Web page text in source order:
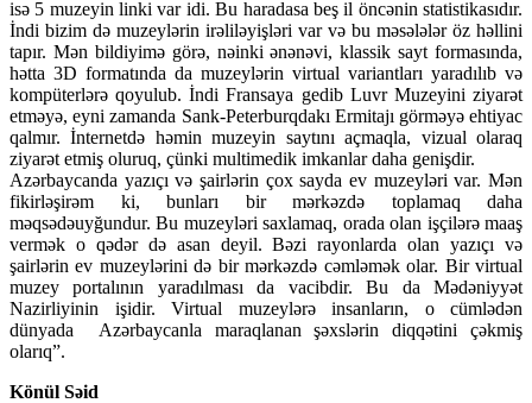
isə 5 muzeyin linki var idi. Bu haradasa beş il öncənin statistikasıdır.
İndi bizim də muzeylərin irəliləyişləri var və bu məsələlər öz həllini
tapır. Mən bildiyimə görə, nəinki ənənəvi, klassik sayt formasında,
hətta 3D formatında da muzeylərin virtual variantları yaradılıb və
kompüterlərə qoyulub. İndi Fransaya gedib Luvr Muzeyini ziyarət
etməyə, eyni zamanda Sank-Peterburqdakı Ermitajı görməyə ehtiyac
qalmır. İnternetdə həmin muzeyin saytını açmaqla, vizual olaraq
ziyarət etmiş oluruq, çünki multimedik imkanlar daha genişdir.
Azərbaycanda yazıçı və şairlərin çox sayda ev muzeyləri var. Mən
fikirləşirəm ki, bunları bir mərkəzdə toplamaq daha
məqsədəuyğundur. Bu muzeyləri saxlamaq, orada olan işçilərə maaş
vermək o qədər də asan deyil. Bəzi rayonlarda olan yazıçı və
şairlərin ev muzeylərini də bir mərkəzdə cəmləmək olar. Bir virtual
muzey portalının yaradılması da vacibdir. Bu da Mədəniyyət
Nazirliyinin işidir. Virtual muzeylərə insanların, o cümlədən
dünyada Azərbaycanla maraqlanan şəxslərin diqqətini çəkmiş
olarıq”.
Könül Səid